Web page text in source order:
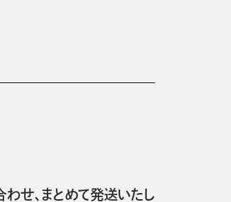
せ、まとめて発送いたし